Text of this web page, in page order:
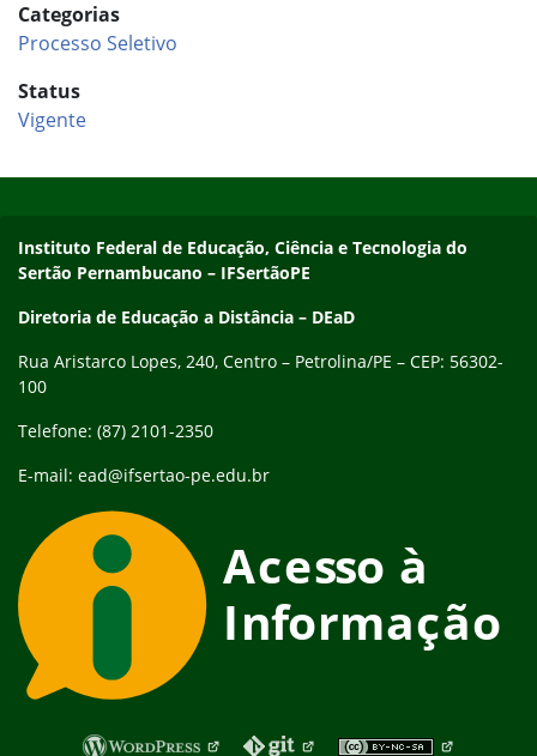
Categorias
Processo Seletivo
Status
Vigente
Endereço
Instituto Federal de Educação, Ciência e Tecnologia do
Sertão Pernambucano – IFSertãoPE
Diretoria de Educação a Distância – DEaD
Rua Aristarco Lopes, 240, Centro – Petrolina/PE – CEP: 56302-
100
Telefone: (87) 2101-2350
E-mail: ead@ifsertao-pe.edu.br